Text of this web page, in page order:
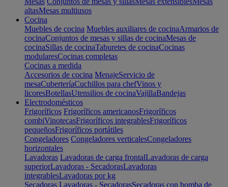
altasMesas multiusos
Cocina
Muebles de cocina Muebles auxiliares de cocinaArmarios de
cocinaConjuntos de mesas y sillas de cocinaMesas de
cocinaSillas de cocinaTaburetes de cocinaCocinas
modularesCocinas completas
Cocinas a medida
Accesorios de cocina MenajeServicio de
mesaCuberteríaCuchillos para chefVinos y
licoresBotellasUtensilios de cocinaVajillaBandejas
Electrodomésticos
Frigoríficos Frigoríficos americanosFrigoríficos
combiVinotecasFrigoríficos integrablesFrigoríficos
pequeñosFrigoríficos portátiles
Congeladores Congeladores verticalesCongeladores
horizontales
Lavadoras Lavadoras de carga frontalLavadoras de carga
superiorLavadoras - SecadorasLavadoras
integrablesLavadoras por kg
Secadoras Lavadoras - SecadorasSecadoras con bomba de